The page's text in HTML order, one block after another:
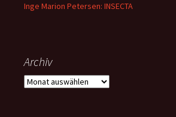
Inge Marion Petersen: INSECTA
Archiv
Archiv